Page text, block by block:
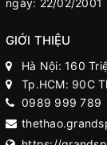
GIỚI THIỆU
Hà Nội: 160
Tp.HCM: 90C
0989 999 789